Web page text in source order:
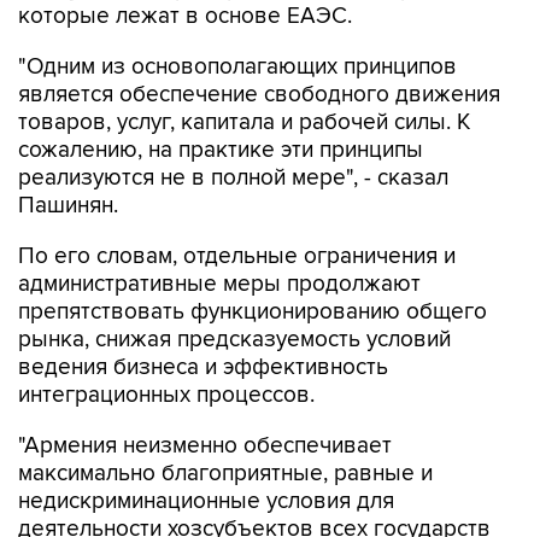
"Одним из основополагающих принципов
товаров, услуг, капитала и рабочей силы. К
сожалению, на практике эти принципы
реализуются не в полной мере", - сказал
Пашинян.
По его словам, отдельные ограничения и
препятствовать функционированию общего
рынка, снижая предсказуемость условий
ведения бизнеса и эффективность
интеграционных процессов.
"Армения неизменно обеспечивает
недискриминационные условия для
деятельности хозсубъектов всех государств
ЕАЭС. Мы последовательно исходим из того,